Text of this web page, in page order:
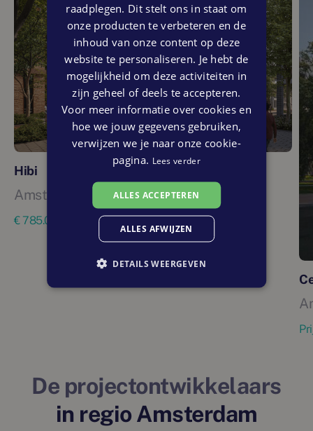
Hibi
Amsterdam 90 - 132 m² 20 woningen
€ 785.000 tot € 1.135.000
De projectontwikkelaars
in regio Amsterdam
raadplegen. Dit stelt ons in staat om
onze producten te verbeteren en de
inhoud van onze content op deze
website te personaliseren. Je hebt de
mogelijkheid om deze activiteiten in
zijn geheel of deels te accepteren.
Voor meer informatie over cookies en
hoe we jouw gegevens gebruiken,
verwijzen we je naar onze cookie-
pagina. Lees verder
ALLES ACCEPTEREN
ALLES AFWIJZEN
DETAILS WEERGEVEN